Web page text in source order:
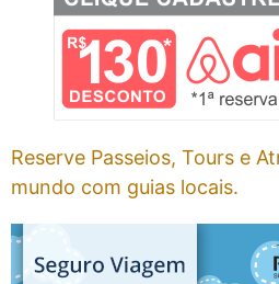
Reserve Passeios, Tours e
mundo com guias locais.